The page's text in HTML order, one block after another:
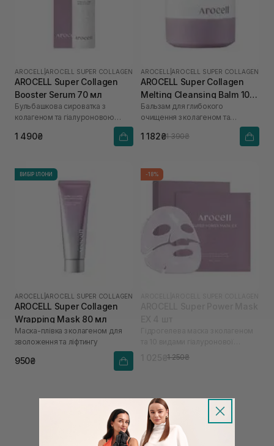
AROCELL AROCELL SUPER COLLAGEN
AROCELL Super Collagen
Booster Serum 70 мл
Бульбашкова сироватка з
колагеном та гіалуроновою
1 490₴
AROCELL AROCELL SUPER COLLAGEN
AROCELL Super Collagen
Melting Cleansing Balm 100
г
Бальзам для глибокого
очищення з колагеном та
1 182₴1 390₴
ВИБІР ІЛОНИ
AROCELL AROCELL SUPER COLLAGEN
AROCELL Super Collagen
Wrapping Mask 80 мл
Маска-плівка з колагеном для
зволоження та ліфтингу
950₴
-18%
кислоти
1 025₴1 250₴